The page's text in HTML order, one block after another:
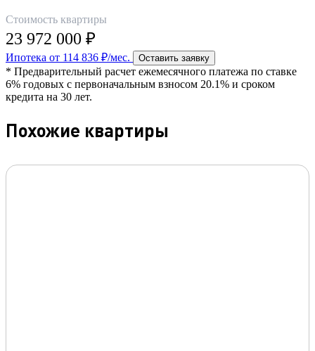
Стоимость квартиры
23 972 000 ₽
Ипотека от 114 836 ₽/мес. Оставить заявку
* Предварительный расчет ежемесячного платежа по ставке
6% годовых с первоначальным взносом 20.1% и сроком
кредита на 30 лет.
Похожие квартиры